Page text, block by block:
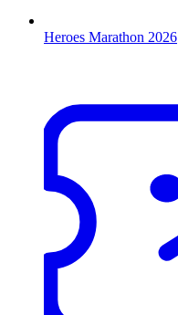
Heroes Marathon 2026